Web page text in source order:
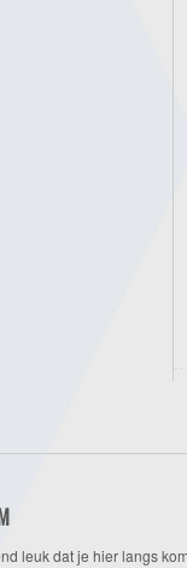
leuk dat je hier langs